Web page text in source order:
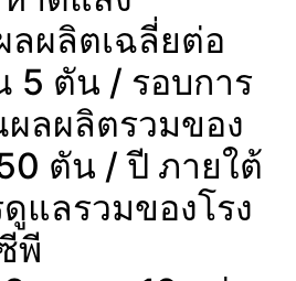
ลผลิตเฉลี่ยต่อ
5 ตัน / รอบการ
ลผลิตรวมของ
ตัน / ปี ภายใต้
แลรวมของโรง
พี